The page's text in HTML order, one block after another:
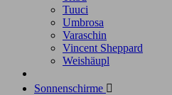
Tuuci
Umbrosa
Varaschin
Vincent Sheppard
Weishäupl
Sonnenschirme 